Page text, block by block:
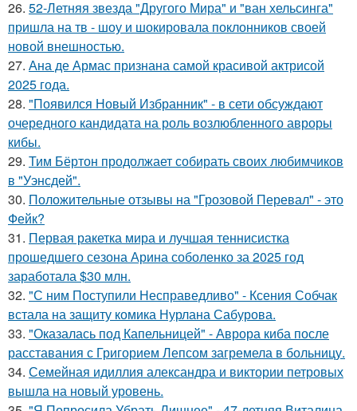
26. 52-Летняя звезда "Другого Мира" и "ван хельсинга"
пришла на тв - шоу и шокировала поклонников своей
новой внешностью.
27. Ана де Армас признана самой красивой актрисой
2025 года.
28. "Появился Новый Избранник" - в сети обсуждают
очередного кандидата на роль возлюбленного авроры
кибы.
29. Тим Бёртон продолжает собирать своих любимчиков
в "Уэнсдей".
30. Положительные отзывы на "Грозовой Перевал" - это
Фейк?
31. Первая ракетка мира и лучшая теннисистка
прошедшего сезона Арина соболенко за 2025 год
заработала $30 млн.
32. "С ним Поступили Несправедливо" - Ксения Собчак
встала на защиту комика Нурлана Сабурова.
33. "Оказалась под Капельницей" - Аврора киба после
расставания с Григорием Лепсом загремела в больницу.
34. Семейная идиллия александра и виктории петровых
вышла на новый уровень.